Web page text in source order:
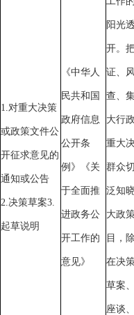
1.对重大决策
或政策文件公
开征求意见的
通知或公告
2.决策草案3.
起草说明
《中华人
民共和国
政府信息
公开条
例》《关
于全面推
进政务公
开工作的
意见》
阳光
开。
证、
查、
大行
重大
群众
泛知
大政
目，
在决
草案
座谈